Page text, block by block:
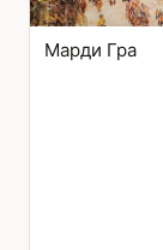
Марди Гра